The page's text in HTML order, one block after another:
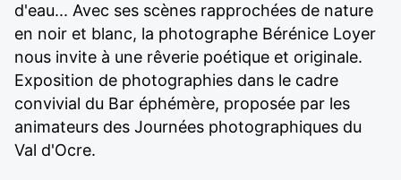
d'eau... Avec ses scènes rapprochées de nature
en noir et blanc, la photographe Bérénice Loyer
nous invite à une rêverie poétique et originale.
Exposition de photographies dans le cadre
convivial du Bar éphémère, proposée par les
animateurs des Journées photographiques du
Val d'Ocre.